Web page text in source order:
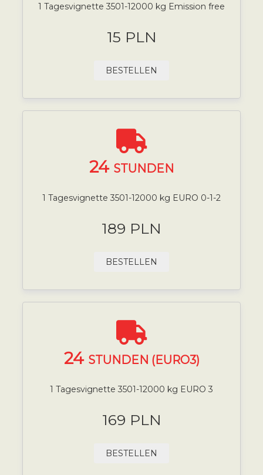
1 Tagesvignette 3501-12000 kg Emission free
15 PLN
BESTELLEN
24 STUNDEN
1 Tagesvignette 3501-12000 kg EURO 0-1-2
189 PLN
BESTELLEN
24 STUNDEN (EURO3)
1 Tagesvignette 3501-12000 kg EURO 3
169 PLN
BESTELLEN